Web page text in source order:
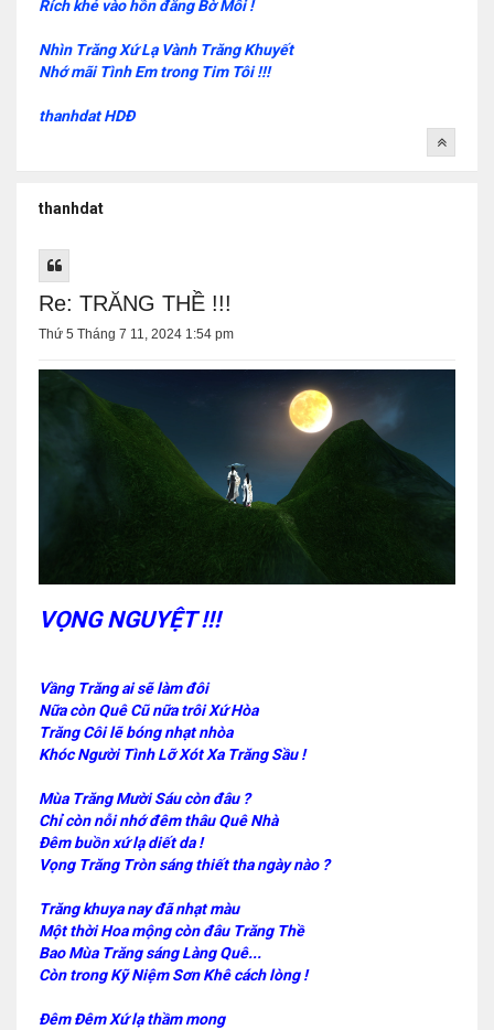
Rích khẻ vào hồn đắng Bờ Môi !
Nhìn Trăng Xứ Lạ Vành Trăng Khuyết
Nhớ mãi Tình Em trong Tim Tôi !!!
thanhdat HDĐ
thanhdat
Re: TRĂNG THỀ !!!
Thứ 5 Tháng 7 11, 2024 1:54 pm
VỌNG NGUYỆT !!!
Vầng Trăng ai sẽ làm đôi
Nữa còn Quê Cũ nữa trôi Xứ Hòa
Trăng Côi lẽ bóng nhạt nhòa
Khóc Người Tình Lỡ Xót Xa Trăng Sầu !
Mùa Trăng Mười Sáu còn đâu ?
Chỉ còn nỗi nhớ đêm thâu Quê Nhà
Đêm buồn xứ lạ diết da !
Vọng Trăng Tròn sáng thiết tha ngày nào ?
Trăng khuya nay đã nhạt màu
Một thời Hoa mộng còn đâu Trăng Thề
Bao Mùa Trăng sáng Làng Quê...
Còn trong Kỹ Niệm Sơn Khê cách lòng !
Đêm Đêm Xứ lạ thầm mong